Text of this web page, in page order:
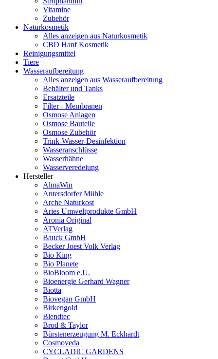
Vitamine
Zubehör
Naturkosmetik
Alles anzeigen aus Naturkosmetik
CBD Hanf Kosmetik
Reinigungsmittel
Tiere
Wasseraufbereitung
Alles anzeigen aus Wasseraufbereitung
Behälter und Tanks
Ersatzteile
Filter - Membranen
Osmose Anlagen
Osmose Bauteile
Osmose Zubehör
Trink-Wasser-Desinfektion
Wasseranschlüsse
Wasserhähne
Wasserveredelung
Hersteller
AlmaWin
Antersdorfer Mühle
Arche Naturkost
Aries Umweltprodukte GmbH
Aronia Original
ATVerlag
Bauck GmbH
Becker Joest Volk Verlag
Bio King
Bio Planete
BioBloom e.U.
Bioenergie Gerhard Wagner
Biotta
Biovegan GmbH
Birkengold
Blendtec
Brod & Taylor
Bürstenerzeugung M. Eckhardt
Cosmoveda
CYCLADIC GARDENS